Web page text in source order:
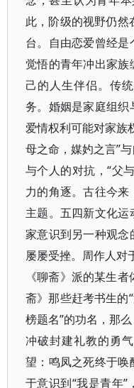
此，阶级的视野仍
台。自由恋爱曾经
觉悟的青年冲出家族
己的人生伴侣。传
务。婚姻是家庭组
爱情权利可能对家族
母之命，媒妁之言”
与个人的对抗，“父
力的角逐。古往今
主题。五四新文化
家意识到另一种观
屡屡受挫。周作人对
《聊斋》派的某生
斋》那些赶考书生的
榜题名”的功名，那
冲破封建礼教的勇
望：鸣凤之死终于
于意识到“我是青年